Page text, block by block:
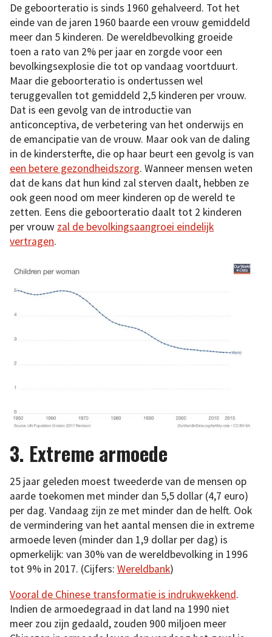
De geboorteratio is sinds 1960 gehalveerd. Tot het
einde van de jaren 1960 baarde een vrouw gemiddeld
meer dan 5 kinderen. De wereldbevolking groeide
toen a rato van 2% per jaar en zorgde voor een
bevolkingsexplosie die tot op vandaag voortduurt.
Maar die geboorteratio is ondertussen wel
teruggevallen tot gemiddeld 2,5 kinderen per vrouw.
Dat is een gevolg van de introductie van
anticonceptiva, de verbetering van het onderwijs en
de emancipatie van de vrouw. Maar ook van de daling
in de kindersterfte, die op haar beurt een gevolg is van
een betere gezondheidszorg. Wanneer mensen weten
dat de kans dat hun kind zal sterven daalt, hebben ze
ook geen nood om meer kinderen op de wereld te
zetten. Eens die geboorteratio daalt tot 2 kinderen
per vrouw zal de bevolkingsaangroei eindelijk
vertragen.
3. Extreme armoede
25 jaar geleden moest tweederde van de mensen op
aarde toekomen met minder dan 5,5 dollar (4,7 euro)
per dag. Vandaag zijn ze met minder dan de helft. Ook
de vermindering van het aantal mensen die in extreme
armoede leven (minder dan 1,9 dollar per dag) is
opmerkelijk: van 30% van de wereldbevolking in 1996
tot 9% in 2017. (Cijfers: Wereldbank)
Vooral de Chinese transformatie is indrukwekkend.
Indien de armoedegraad in dat land na 1990 niet
meer zou zijn gedaald, zouden 900 miljoen meer